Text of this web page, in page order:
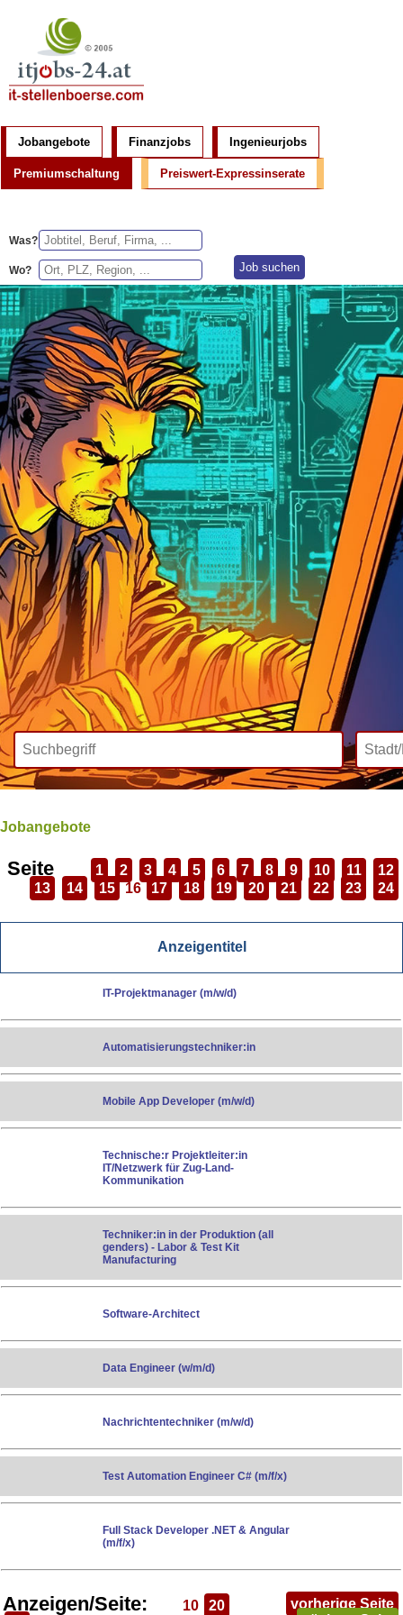
Jobangebote Finanzjobs Ingenieurjobs
Premiumschaltung Preiswert-Expressinserate
Was?
Wo?
Wir bieten Inklusive
Jobangebote
Seite 1 2 3 4 5 6 7 8 9 10 11
12
13
14 15 16 17 18 19 20 21 22 23 24
Anzeigentitel
IT-Projektmanager (m/w/d)
Automatisierungstechniker:in
Mobile App Developer (m/w/d)
Technische:r Projektleiter:in
IT/Netzwerk für Zug-Land-
Kommunikation
Techniker:in in der Produktion (all
genders) - Labor & Test Kit
Manufacturing
Software-Architect
Data Engineer (w/m/d)
Nachrichtentechniker (m/w/d)
Test Automation Engineer C# (m/f/x)
Full Stack Developer .NET & Angular
(m/f/x)
Anzeigen/Seite: 10 20
vorherige Seite